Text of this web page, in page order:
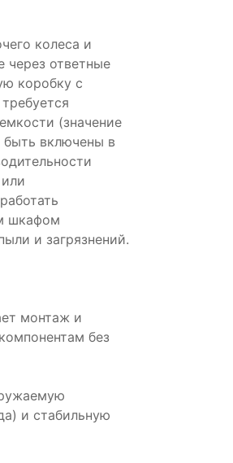
колеса и
через ответные
коробку с
(значение
быть включены в
шкафом
и загрязнений.
монтаж и
без
и стабильную